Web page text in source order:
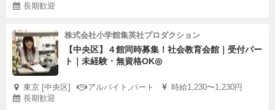
長期歓迎
株式会社小学館集英社プロダクション
【中央区】４館同時募集！社会教育会館｜受付パー
ト｜未経験・無資格OK◎
東京 [中央区] アルバイト,パート
時給1,230〜1,230円
長期歓迎